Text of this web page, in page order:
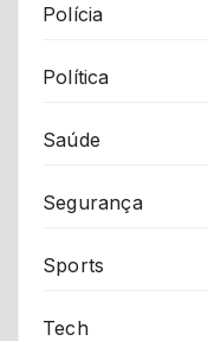
Polícia
Política
Saúde
Segurança
Sports
Tech